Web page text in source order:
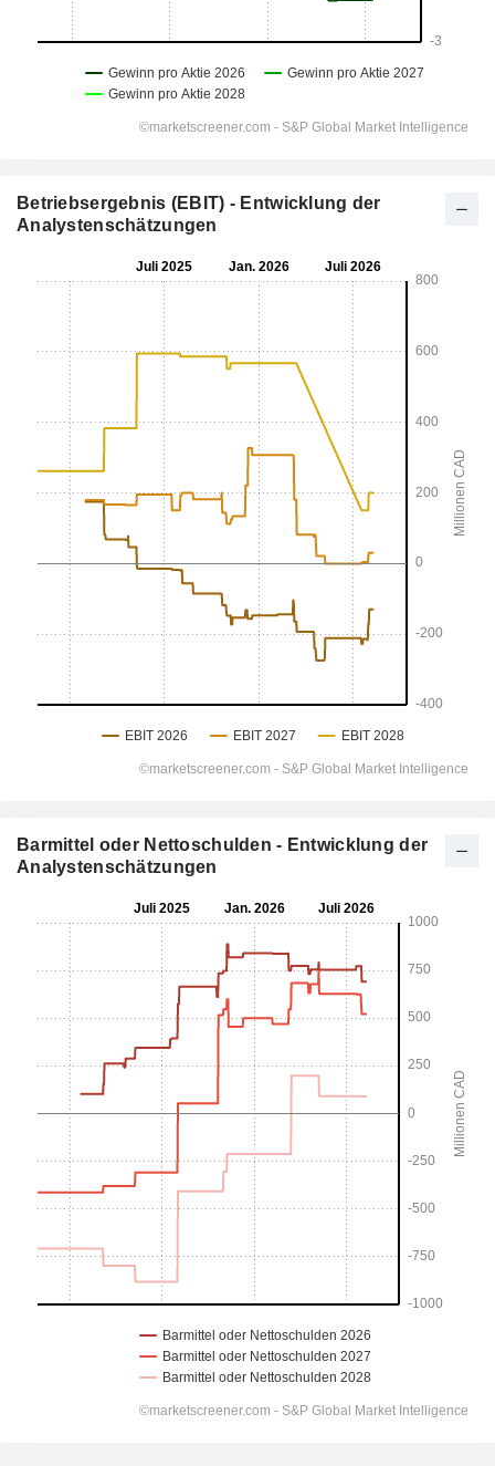
Betriebsergebnis (EBIT) - Entwicklung der
Analystenschätzungen
Barmittel oder Nettoschulden - Entwicklung der
Analystenschätzungen